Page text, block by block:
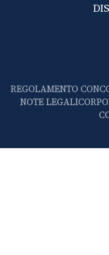
REGOLAMENTO
NOTE LEGALI